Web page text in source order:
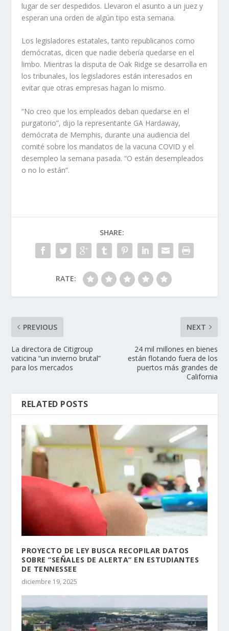
lugar de ser despedidos. Llevaron el asunto a un juez y
esperan una orden de algún tipo esta semana.
Los legisladores estatales, tanto republicanos como
demócratas, dicen que nadie debería quedarse en el
limbo. Mientras la disputa de Oak Ridge se desarrolla en
los tribunales, los legisladores están interesados ​​en
evitar que otras empresas hagan lo mismo.
“No creo que los empleados deban quedarse en el
purgatorio”, dijo la representante GA Hardaway,
demócrata de Memphis, durante una audiencia del
comité sobre los mandatos de la vacuna COVID y el
desempleo la semana pasada. “O están desempleados
o no lo están”.
SHARE:
RATE:
PREVIOUS
La directora de Citigroup
vaticina “un invierno brutal”
para los mercados
NEXT
24 mil millones en bienes
están flotando fuera de los
puertos más grandes de
California
RELATED POSTS
PROYECTO DE LEY BUSCA RECOPILAR DATOS
SOBRE “SEÑALES DE ALERTA” EN ESTUDIANTES
DE TENNESSEE
diciembre 19, 2025